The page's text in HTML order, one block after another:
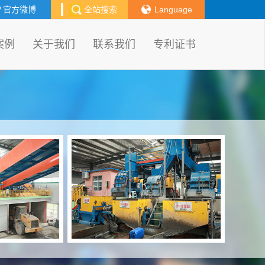
Language
全站搜索
官方微博
例 关于我们 联系我们 专利证书